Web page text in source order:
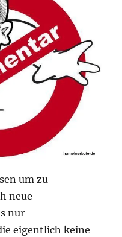
um zu
neue
nur
eigentlich keine